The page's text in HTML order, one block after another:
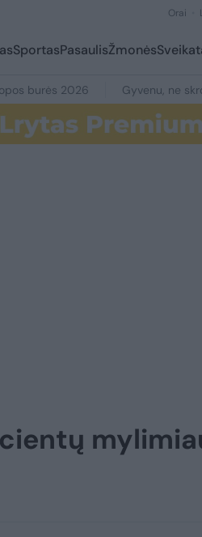
Orai
SportasPasaulisŽmonės
burės 2026 Gyvenu, ne